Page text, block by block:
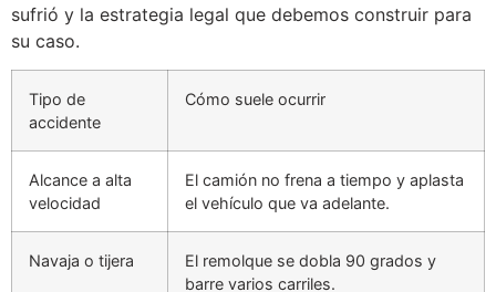
sufrió y la estrategia legal que debemos construir para
su caso.
Tipo de
accidente
Cómo suele ocurrir
Alcance a alta
velocidad
El camión no frena a tiempo y aplasta
el vehículo que va adelante.
Navaja o tijera
El remolque se dobla 90 grados y
barre varios carriles.